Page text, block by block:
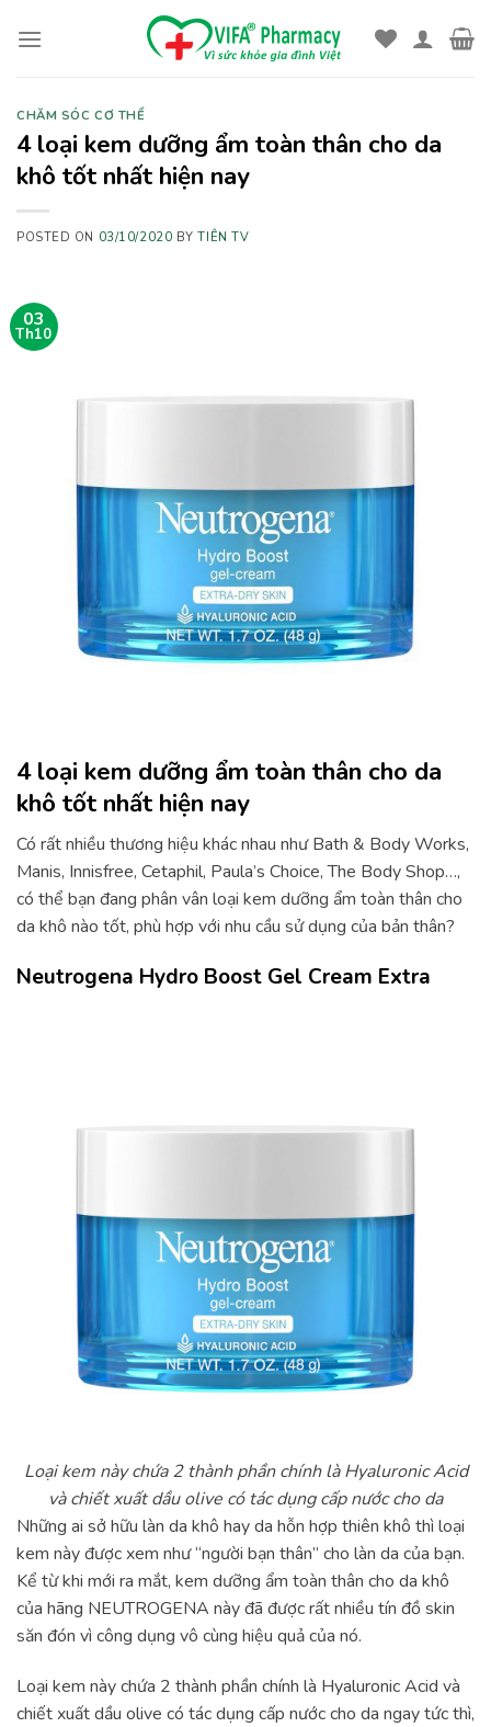
CHĂM SÓC CƠ THỂ
4 loại kem dưỡng ẩm toàn thân cho da
khô tốt nhất hiện nay
POSTED ON 03/10/2020 BYTIÊN TV
03
Th10
4 loại kem dưỡng ẩm toàn thân cho da
khô tốt nhất hiện nay
Có rất nhiều thương hiệu khác nhau như Bath & Body Works,
Manis, Innisfree, Cetaphil, Paula’s Choice, The Body Shop…,
có thể bạn đang phân vân loại kem dưỡng ẩm toàn thân cho
da khô nào tốt, phù hợp với nhu cầu sử dụng của bản thân?
Neutrogena Hydro Boost Gel Cream Extra
Loại kem này chứa 2 thành phần chính là Hyaluronic Acid
và chiết xuất dầu olive có tác dụng cấp nước cho da
Những ai sở hữu làn da khô hay da hỗn hợp thiên khô thì loại
kem này được xem như “người bạn thân” cho làn da của bạn.
Kể từ khi mới ra mắt, kem dưỡng ẩm toàn thân cho da khô
của hãng NEUTROGENA này đã được rất nhiều tín đồ skin
săn đón vì công dụng vô cùng hiệu quả của nó.
Loại kem này chứa 2 thành phần chính là Hyaluronic Acid và
chiết xuất dầu olive có tác dụng cấp nước cho da ngay tức thì,